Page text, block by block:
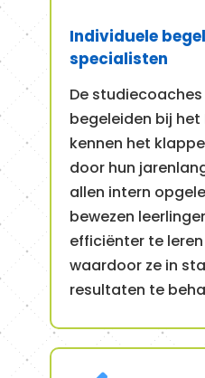
Individuele
specialisten
De
begeleiden bij het
kennen het
door hun
allen intern
bewezen
efficiënter te
waardoor ze in
resultaten te